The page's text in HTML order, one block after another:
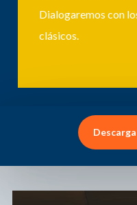
Dialogaremos con
clásicos.